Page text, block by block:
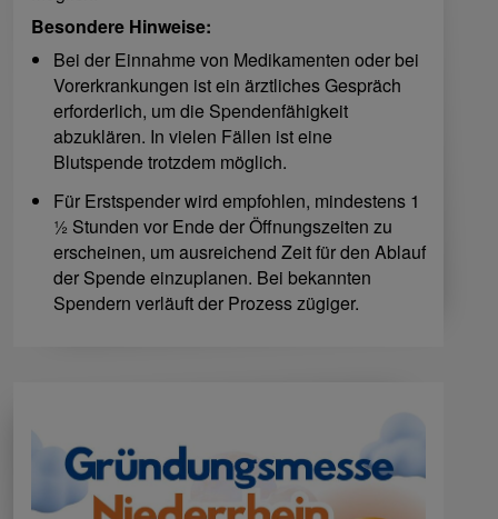
Besondere Hinweise:
Bei der Einnahme von Medikamenten oder bei
Vorerkrankungen ist ein ärztliches Gespräch
erforderlich, um die Spendenfähigkeit
abzuklären. In vielen Fällen ist eine
Blutspende trotzdem möglich.
Für Erstspender wird empfohlen, mindestens 1
½ Stunden vor Ende der Öffnungszeiten zu
erscheinen, um ausreichend Zeit für den Ablauf
der Spende einzuplanen. Bei bekannten
Spendern verläuft der Prozess zügiger.